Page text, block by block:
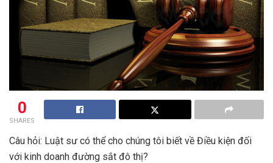
0
SHARES
Câu hỏi: Luật sư có thể cho chúng tôi biết về Điều kiện đối
với kinh doanh đường sắt đô thị?